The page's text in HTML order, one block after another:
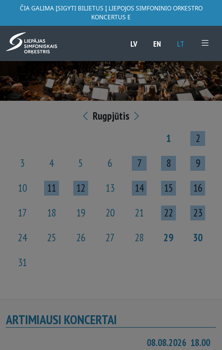
ČIA GALIMA ĮSIGYTI BILIETUS Į LIEPOJOS SIMFONINIO ORKESTRO
KONCERTUS E
LV EN LT
Rugpjūtis
1
2
3
4 5 6 7 8
9
10
11 12 13 14 15
16
17
18 19 20 21 22
23
24
25 26 27 28 29
30
31
ARTIMIAUSI KONCERTAI
08.08.2026 18.00